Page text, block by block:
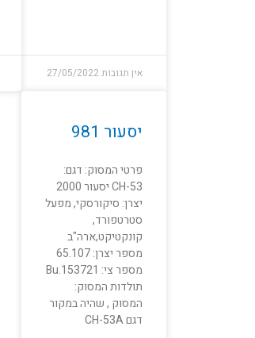
אין תגובות27/05/2022
יסעור 981
פרטי המסוק: דגם:
CH-53 יסעור 2000
יצרן: סיקורסקי, מפעל
סטרטפורד,
קונקטיקט,ארה"ב
מספר יצרן: 65.107
מספר צי: Bu.153721
תולדות המסוק:
המסוק , שהיה במקור
דגם CH-53A